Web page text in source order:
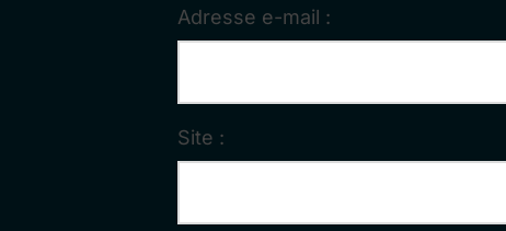
Adresse e-mail :
Site :